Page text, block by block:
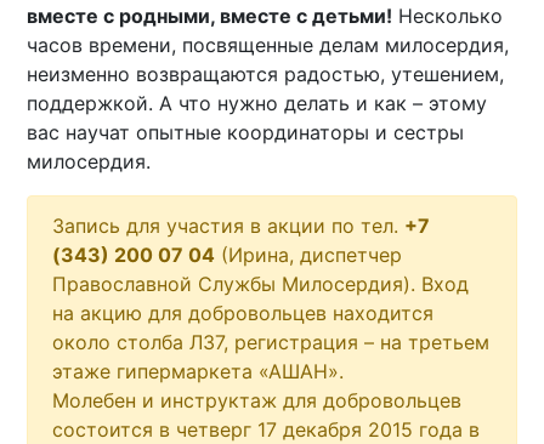
вместе с родными, вместе с детьми! Несколько
часов времени, посвященные делам милосердия,
неизменно возвращаются радостью, утешением,
поддержкой. А что нужно делать и как – этому
вас научат опытные координаторы и сестры
милосердия.
Запись для участия в акции по тел. +7
(343) 200 07 04 (Ирина, диспетчер
Православной Службы Милосердия). Вход
на акцию для добровольцев находится
около столба Л37, регистрация – на третьем
этаже гипермаркета «АШАН».
Молебен и инструктаж для добровольцев
состоится в четверг 17 декабря 2015 года в